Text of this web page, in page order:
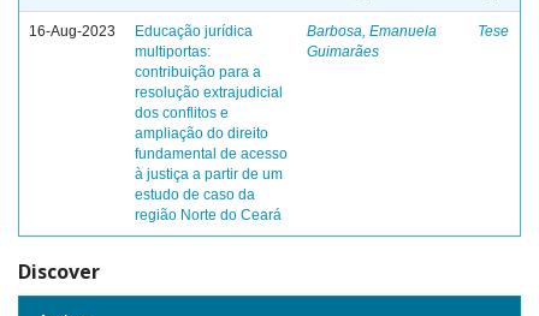
16-Aug-2023
Educação jurídica
multiportas:
contribuição para a
resolução extrajudicial
dos conflitos e
ampliação do direito
fundamental de acesso
à justiça a partir de um
estudo de caso da
região Norte do Ceará
Barbosa, Emanuela
Guimarães
Tese
Discover